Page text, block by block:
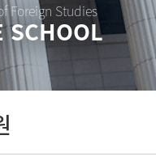
Foreign Studies
SCHOOL